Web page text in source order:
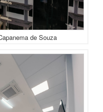
de Souza